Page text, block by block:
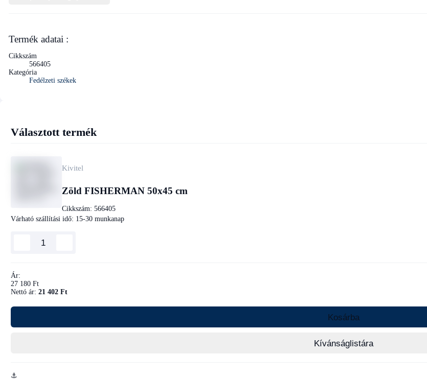
Termék adatai :
Cikkszám
566405
Kategória
Fedélzeti székek
Választott termék
Kivitel
Zöld FISHERMAN 50x45 cm
Cikkszám:566405
Várható szállítási idő: 15-30 munkanap
Ár:
27 180 Ft
Nettó ár:21 402 Ft
Kosárba
Kívánságlistára
⚓